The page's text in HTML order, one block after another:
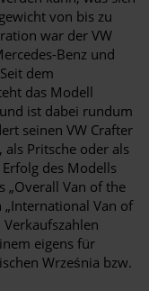
von bis zu
war der VW
Benz und
dem
das Modell
ist dabei rundum
seinen VW Crafter
als Pritsche oder als
des Modells
„Overall Van of the
„International Van of
eigens für
Września bzw.